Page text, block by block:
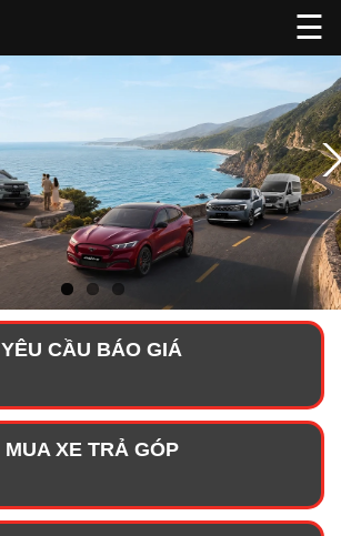
☰
YÊU CẦU BÁO GIÁ
MUA XE TRẢ GÓP